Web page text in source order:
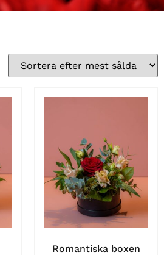
Romantiska boxen